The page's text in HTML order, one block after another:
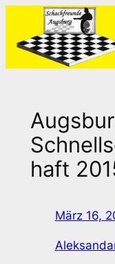
springen
haft
März 16,